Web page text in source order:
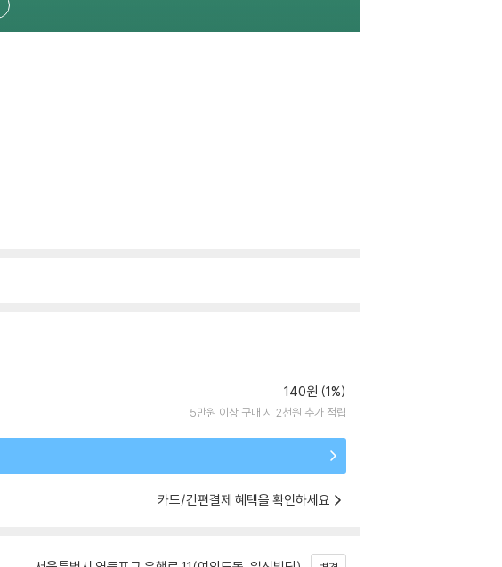
140원 (1%)
5만원 이상 구매 시 2천원 추가 적립
카드/간편결제 혜택을 확인하세요